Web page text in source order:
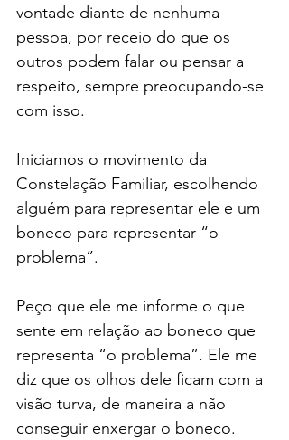
vontade diante de nenhuma
pessoa, por receio do que os
outros podem falar ou pensar a
respeito, sempre preocupando-se
com isso.
Iniciamos o movimento da
Constelação Familiar, escolhendo
alguém para representar ele e um
boneco para representar “o
problema”.
Peço que ele me informe o que
sente em relação ao boneco que
representa “o problema”. Ele me
diz que os olhos dele ficam com a
visão turva, de maneira a não
conseguir enxergar o boneco.